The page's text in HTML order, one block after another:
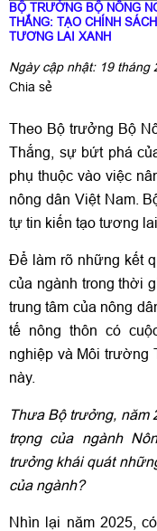
BỘ TRƯỞNG BỘ NÔNG
THẮNG: TẠO CHÍNH
TƯƠNG LAI XANH
Ngày cập nhật: 19 tháng
Chia sẻ
Theo Bộ trưởng Bộ
Thắng, sự bứt phá
phụ thuộc vào việc
nông dân Việt Nam.
tự tin kiến tạo tương
Để làm rõ những kết
của ngành trong thời
trung tâm của nông
tế nông thôn có
nghiệp và Môi trường
này.
Thưa Bộ trưởng, năm
trọng của ngành
trưởng khái quát
của ngành?
Nhìn lại năm 2025,